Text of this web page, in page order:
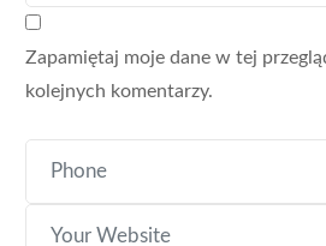
Zapamiętaj moje dane w tej
kolejnych komentarzy.